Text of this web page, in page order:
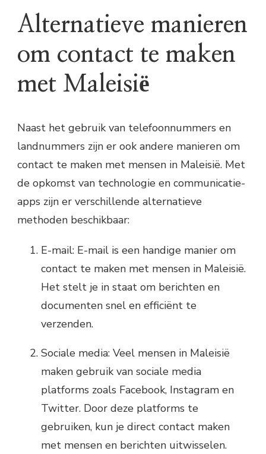
Alternatieve manieren
om contact te maken
met Maleisië
Naast het gebruik van telefoonnummers en
landnummers zijn er ook andere manieren om
contact te maken met mensen in Maleisië. Met
de opkomst van technologie en communicatie-
apps zijn er verschillende alternatieve
methoden beschikbaar:
E-mail: E-mail is een handige manier om
contact te maken met mensen in Maleisië.
Het stelt je in staat om berichten en
documenten snel en efficiënt te
verzenden.
Sociale media: Veel mensen in Maleisië
maken gebruik van sociale media
platforms zoals Facebook, Instagram en
Twitter. Door deze platforms te
gebruiken, kun je direct contact maken
met mensen en berichten uitwisselen.